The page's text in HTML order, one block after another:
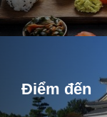
Điểm đến